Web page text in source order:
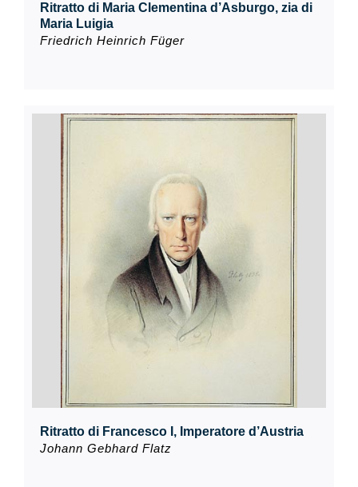
Ritratto di Maria Clementina d’Asburgo, zia di
Maria Luigia
Friedrich Heinrich Füger
Ritratto di Francesco I, Imperatore d’Austria
Johann Gebhard Flatz